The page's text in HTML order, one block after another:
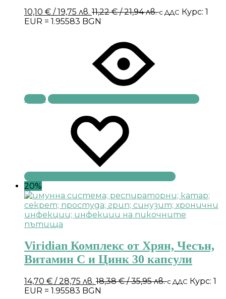
10,10 € / 19,75 лв. 11,22€/ 21,94 лв.с ДДС Курс: 1
EUR = 1.95583 BGN
Купи
20%
Viridian Комплекс от Хрян, Чесън,
Витамин С и Цинк 30 капсули
14,70 € / 28,75 лв. 18,38€/ 35,95 лв.с ДДС Курс: 1
EUR = 1.95583 BGN